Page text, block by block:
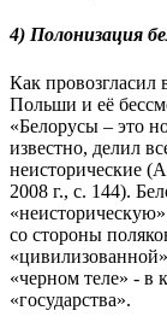
4) Полонизация
Как провозгласил
Польши и её
«Белорусы – это
известно, делил
неисторические
2008 г., с. 144).
со стороны
«черном теле» - в
«государства».